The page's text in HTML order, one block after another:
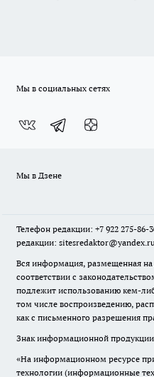
Мы в социальных сетях
Мы в Дзене
Телефон редакции: +7 922 275-86-
редакции:
Вся информация, размещенная на
соответствии с
подлежит использованию кем-
том числе воспроизведению,
как с письменного разрешения
Знак информационной
«На информационном ресурсе
технологии (информационные